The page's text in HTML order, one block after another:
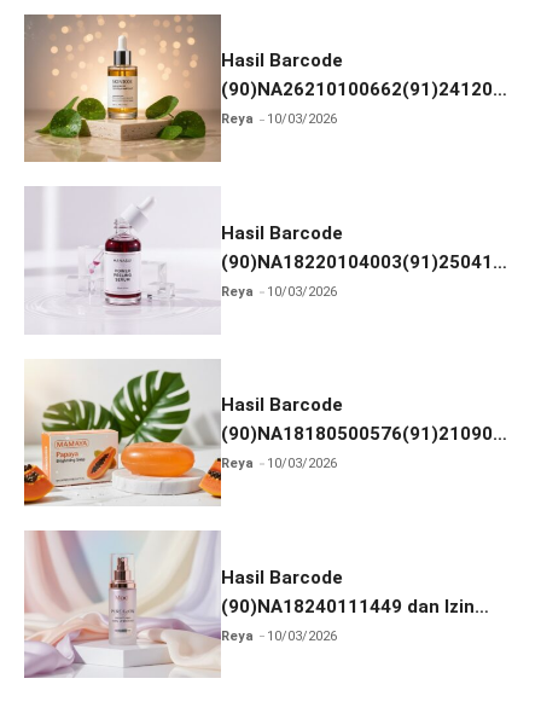
Hasil Barcode
(90)NA26210100662(91)241203
dan Izin BPOM
Reya 10/03/2026
Hasil Barcode
(90)NA18220104003(91)250418
dan Izin BPOM
Reya 10/03/2026
Hasil Barcode
(90)NA18180500576(91)210906
dan Izin BPOM
Reya 10/03/2026
Hasil Barcode
(90)NA18240111449 dan Izin
BPOM
Reya 10/03/2026